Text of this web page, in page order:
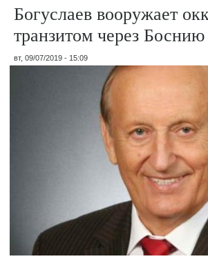
Богуслаев вооружает
транзитом через Боснию
вт, 09/07/2019 - 15:09